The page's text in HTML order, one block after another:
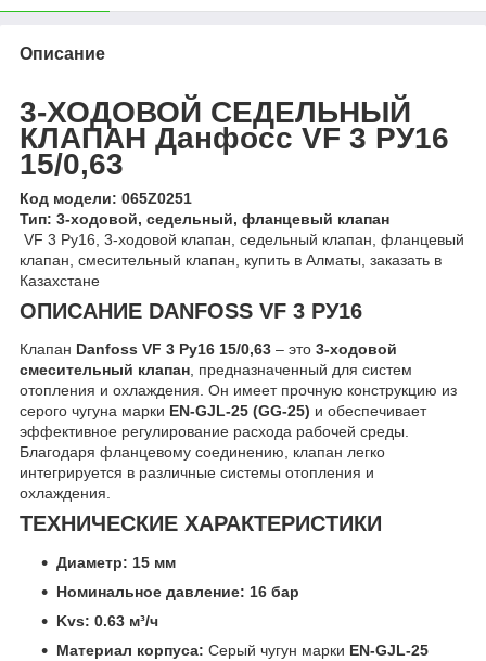
Описание
3-ХОДОВОЙ СЕДЕЛЬНЫЙ
КЛАПАН Данфосс VF 3 РУ16
15/0,63
Код модели: 065Z0251
Тип: 3-ходовой, седельный, фланцевый клапан
VF 3 Ру16, 3-ходовой клапан, седельный клапан, фланцевый
клапан, смесительный клапан, купить в Алматы, заказать в
Казахстане
ОПИСАНИЕ DANFOSS VF 3 РУ16
Клапан Danfoss VF 3 Ру16 15/0,63 – это 3-ходовой
смесительный клапан, предназначенный для систем
отопления и охлаждения. Он имеет прочную конструкцию из
серого чугуна марки EN-GJL-25 (GG-25) и обеспечивает
эффективное регулирование расхода рабочей среды.
Благодаря фланцевому соединению, клапан легко
интегрируется в различные системы отопления и
охлаждения.
ТЕХНИЧЕСКИЕ ХАРАКТЕРИСТИКИ
Диаметр: 15 мм
Номинальное давление: 16 бар
Kvs: 0.63 м³/ч
Материал корпуса: Серый чугун марки EN-GJL-25